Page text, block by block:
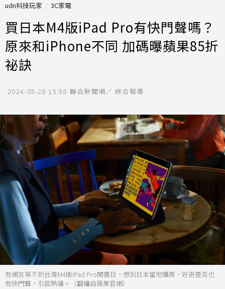
udn科技玩家 3C家電
買日本M4版iPad Pro有快門聲嗎？
原來和iPhone不同 加碼曝蘋果85折
祕訣
2024-05-28 15:58 聯合新聞網／ 綜合報導
有網友等不到台灣M4版iPad Pro開賣日，想到日本當地購買，好奇是否也
有快門聲，引起熱議。（翻攝自蘋果官網）